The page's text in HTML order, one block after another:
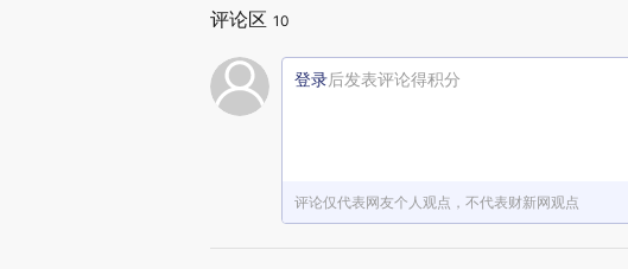
评论区 10
登录后发表评论得积分
评论仅代表网友个人观点，不代表财新网观点